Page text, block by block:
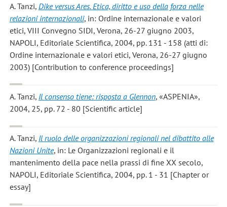
A. Tanzi, Dike versus Ares. Etica, diritto e uso della forza nelle
relazioni internazionali, in: Ordine internazionale e valori
etici, VIII Convegno SIDI, Verona, 26-27 giugno 2003,
NAPOLI, Editoriale Scientifica, 2004, pp. 131 - 158 (atti di:
Ordine internazionale e valori etici, Verona, 26-27 giugno
2003) [Contribution to conference proceedings]
A. Tanzi, Il consenso tiene: risposta a Glennon, «ASPENIA»,
2004, 25, pp. 72 - 80 [Scientific article]
A. Tanzi, Il ruolo delle organizzazioni regionali nel dibattito alle
Nazioni Unite, in: Le Organizzazioni regionali e il
mantenimento della pace nella prassi di fine XX secolo,
NAPOLI, Editoriale Scientifica, 2004, pp. 1 - 31 [Chapter or
essay]